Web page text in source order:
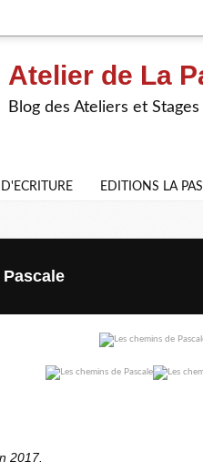
Atelier de La
Blog des Ateliers et
D'ECRITURE EDITIONS LA
2017.